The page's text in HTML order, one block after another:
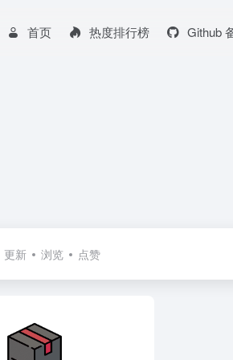
首页 热度排行榜 Github
更新 浏览 点赞